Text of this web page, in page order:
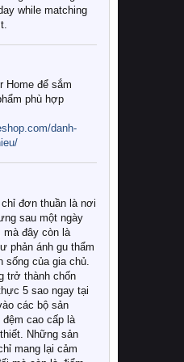
while matching
Home để sắm
phù hợp
danh-
chỉ đơn thuần là nơi
sau một ngày
mà đây còn là
phản ánh gu thẩm
sống của gia chủ.
trở thành chốn
5 sao ngay tại
các bộ sản
đệm cao cấp là
Những sản
mang lại cảm